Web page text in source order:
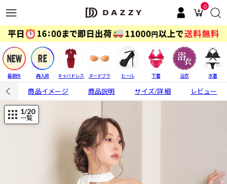
0
最新作 再入荷 キャバドレス ヌードブラ ヒール 下着 浴衣 水着
商品イメージ 商品説明 サイズ/詳細 レビュー
1/20
一覧